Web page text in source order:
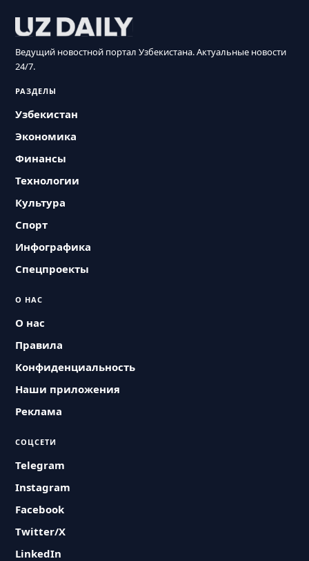
Ведущий новостной портал Узбекистана. Актуальные новости
24/7.
РАЗДЕЛЫ
Узбекистан
Экономика
Финансы
Технологии
Культура
Спорт
Инфографика
Спецпроекты
О НАС
О нас
Правила
Конфиденциальность
Наши приложения
Реклама
СОЦСЕТИ
Telegram
Instagram
Facebook
Twitter/X
LinkedIn